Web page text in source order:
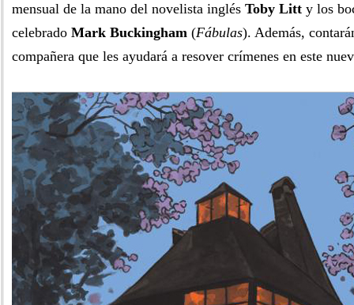
mensual de la mano del novelista inglés Toby Litt y los
celebrado Mark Buckingham (Fábulas). Además,
compañera que les ayudará a resover crímenes en este